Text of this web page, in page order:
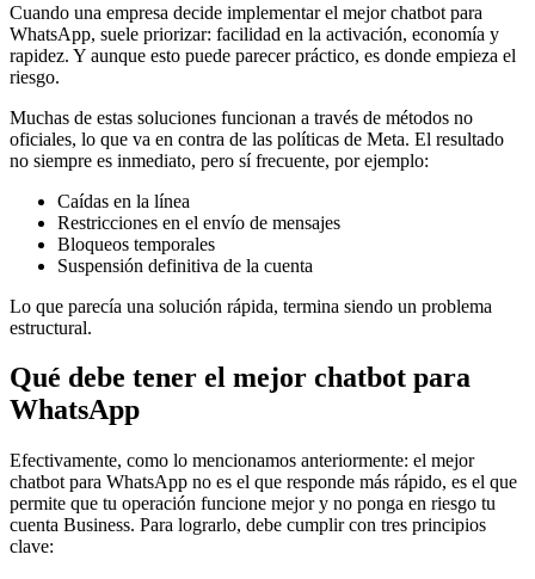
Cuando una empresa decide implementar el mejor chatbot para
WhatsApp, suele priorizar: facilidad en la activación, economía y
rapidez. Y aunque esto puede parecer práctico, es donde empieza el
riesgo.
Muchas de estas soluciones funcionan a través de métodos no
oficiales, lo que va en contra de las políticas de Meta. El resultado
no siempre es inmediato, pero sí frecuente, por ejemplo:
Caídas en la línea
Restricciones en el envío de mensajes
Bloqueos temporales
Suspensión definitiva de la cuenta
Lo que parecía una solución rápida, termina siendo un problema
estructural.
Qué debe tener el mejor chatbot para
WhatsApp
Efectivamente, como lo mencionamos anteriormente: el mejor
chatbot para WhatsApp no es el que responde más rápido, es el que
permite que tu operación funcione mejor y no ponga en riesgo tu
cuenta Business. Para lograrlo, debe cumplir con tres principios
clave: